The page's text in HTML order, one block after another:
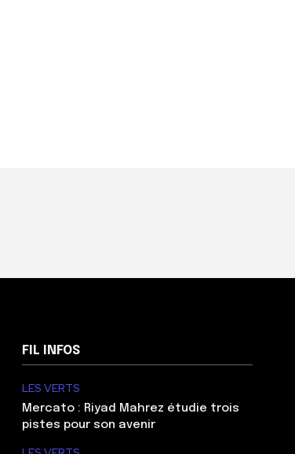
FIL INFOS
LES VERTS
Mercato : Riyad Mahrez étudie trois
pistes pour son avenir